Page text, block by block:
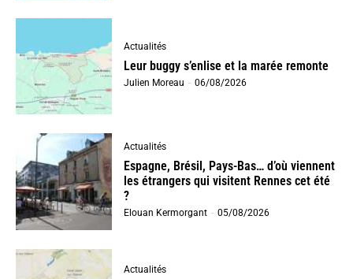
Actualités
Leur buggy s’enlise et la marée remonte
Julien Moreau - 06/08/2026
Actualités
Espagne, Brésil, Pays-Bas… d’où viennent
les étrangers qui visitent Rennes cet été
?
Elouan Kermorgant - 05/08/2026
Actualités